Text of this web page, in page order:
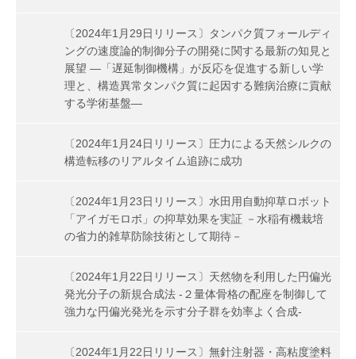
〔2024年1月29日リリース〕タンパク質フォールディ
ングの速度論的制御分子の開発に関する最新の知見と
展望 ―「遅延制御機構」が反応を促進する新しい学
理と、構造異常タンパク質に起因する難病治療に貢献
する学術基盤―
〔2024年1月24日リリース〕圧力による天然シルクの
構造転移のリアルタイム追跡に成功
〔2024年1月23日リリース〕水田用自動抑草ロボット
「アイガモロボ」の抑草効果を実証 －水稲有機栽培
の省力的雑草防除技術として期待－
〔2024年1月22日リリース〕天然物を利用した円偏光
発光分子の新規合成法 -２量体骨格の配座を制御して
強力な円偏光発光を示す分子群を効率よく合成-
〔2024年1月22日リリース〕無針注射器・高粘度塗料